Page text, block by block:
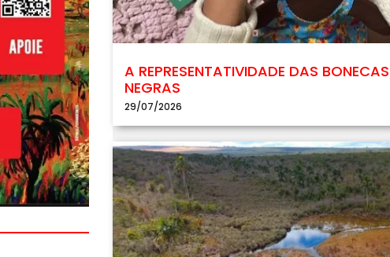
A REPRESENTATIVIDADE DAS BONECAS
NEGRAS
29/07/2026